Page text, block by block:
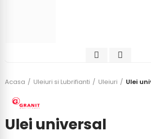
Acasa Uleiuri si Lubrifianti Uleiuri Ulei
Ulei universal